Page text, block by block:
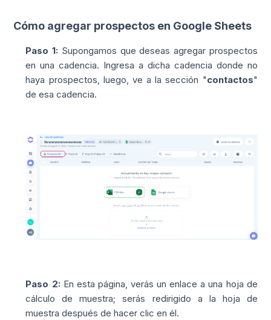
Cómo agregar prospectos en Google Sheets
Paso 1: Supongamos que deseas agregar prospectos
en una cadencia. Ingresa a dicha cadencia donde no
haya prospectos, luego, ve a la sección "contactos"
de esa cadencia.
Paso 2: En esta página, verás un enlace a una hoja de
cálculo de muestra; serás redirigido a la hoja de
muestra después de hacer clic en él.